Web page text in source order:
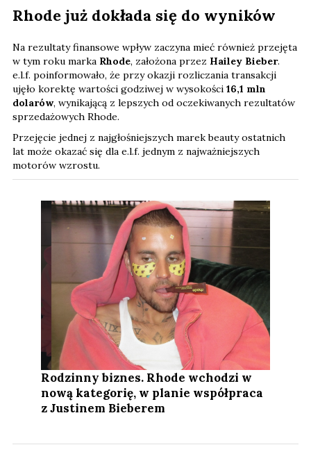
Rhode już dokłada się do wyników
Na rezultaty finansowe wpływ zaczyna mieć również przejęta
w tym roku marka Rhode, założona przez Hailey Bieber.
e.l.f. poinformowało, że przy okazji rozliczania transakcji
ujęło korektę wartości godziwej w wysokości 16,1 mln
dolarów, wynikającą z lepszych od oczekiwanych rezultatów
sprzedażowych Rhode.
Przejęcie jednej z najgłośniejszych marek beauty ostatnich
lat może okazać się dla e.l.f. jednym z najważniejszych
motorów wzrostu.
Rodzinny biznes. Rhode wchodzi w
nową kategorię, w planie współpraca
z Justinem Bieberem